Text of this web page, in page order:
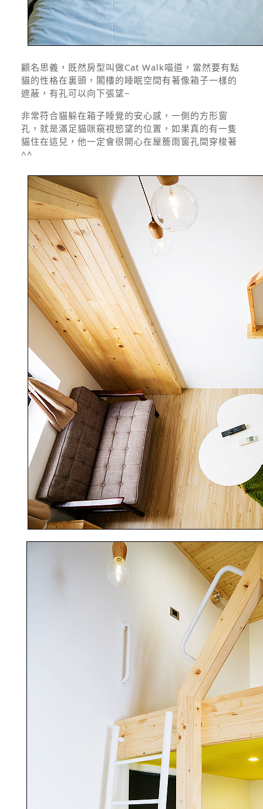
顧名思義，既然房型叫做Cat Walk喵道，當然要有點
貓的性格在裏頭，閣樓的睡眠空間有著像箱子一樣的
遮蔽，有孔可以向下張望~
非常符合貓躲在箱子睡覺的安心感，一側的方形窗
孔，就是滿足貓咪窺視慾望的位置，如果真的有一隻
貓住在這兒，他一定會很開心在屋簷雨窗孔間穿梭著
^^